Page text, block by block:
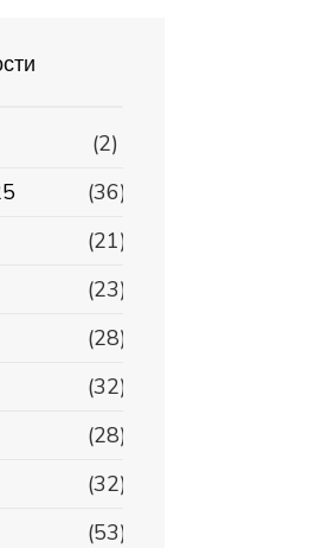
(2)
(36)
(21)
(23)
(28)
(32)
(28)
(32)
(53)